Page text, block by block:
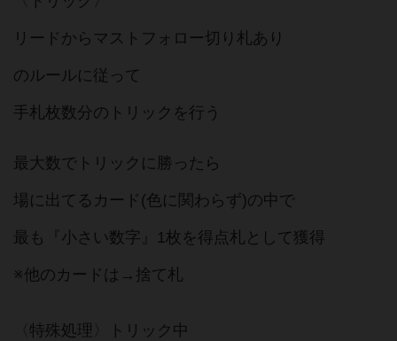
リードからマストフォロー切り札あり
のルールに従って
手札枚数分のトリックを行う
最大数でトリックに勝ったら
場に出てるカード(色に関わらず)の中で
最も『小さい数字』1枚を得点札として獲得
※他のカードは→捨て札
〈特殊処理〉トリック中